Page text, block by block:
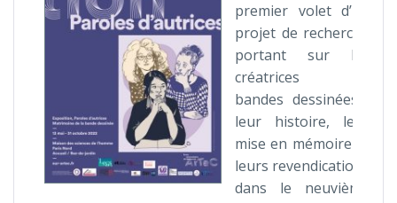
premier volet d’un
projet de recherche
portant sur les
créatrices de
bandes dessinées :
leur histoire, leur
mise en mémoire et
leurs revendications
dans le neuvième